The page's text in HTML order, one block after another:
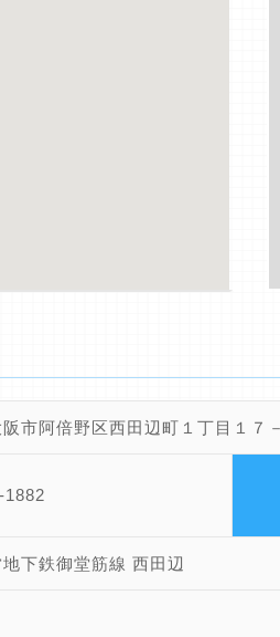
市阿倍野区西田辺町１丁目１７
1882
下鉄御堂筋線 西田辺